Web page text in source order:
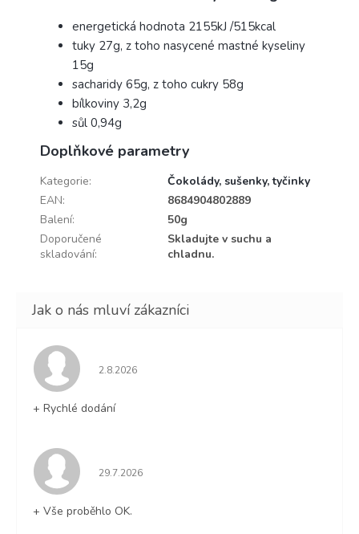
energetická hodnota 2155kJ /515kcal
tuky 27g, z toho nasycené mastné kyseliny
15g
sacharidy 65g, z toho cukry 58g
bílkoviny 3,2g
sůl 0,94g
Doplňkové parametry
Kategorie:
Čokolády, sušenky, tyčinky
EAN:
8684904802889
Balení:
50g
Doporučené
skladování:
Skladujte v suchu a
chladnu.
Hodnocení obchodu je 5 z 5 hvězdiček.
2.8.2026
+ Rychlé dodání
Hodnocení obchodu je 5 z 5 hvězdiček.
29.7.2026
+ Vše proběhlo OK.